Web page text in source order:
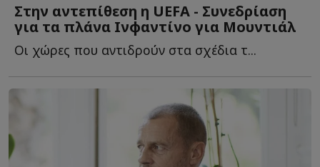
Στην αντεπίθεση η UEFA - Συνεδρίαση
για τα πλάνα Ινφαντίνο για Μουντιάλ
Οι χώρες που αντιδρούν στα σχέδια τ...